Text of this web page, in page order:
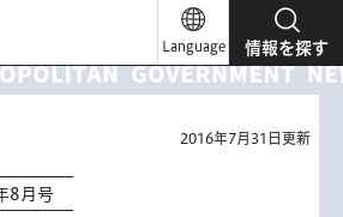
Language 情報を探す
2016年7月31日更新
8月号